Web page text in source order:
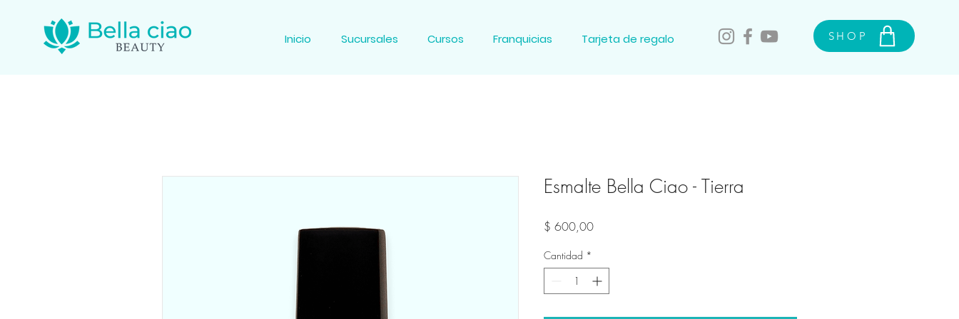
Inicio Sucursales Cursos Franquicias Tarjeta de regalo SHOP
Esmalte Bella Ciao - Tierra
$ 600,00Precio
Cantidad *